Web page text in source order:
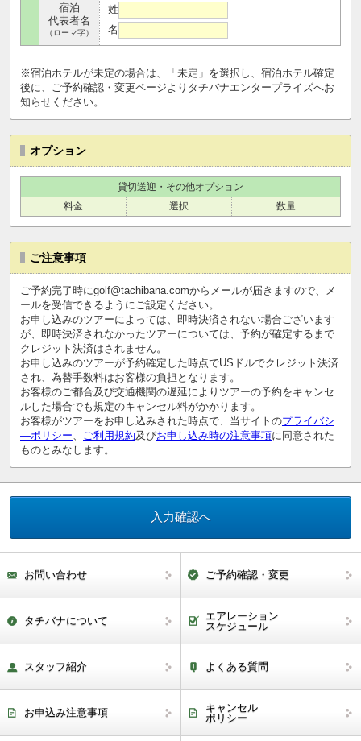
宿泊
代表者名
（ローマ字）
姓
名
※宿泊ホテルが未定の場合は、「未定」を選択し、宿泊ホテル確定
後に、ご予約確認・変更ページよりタチバナエンタープライズへお
知らせください。
オプション
貸切送迎・その他オプション
料金
選択 数量
ご注意事項
ご予約完了時にgolf@tachibana.comからメールが届きますので、メ
ールを受信できるようにご設定ください。
お申し込みのツアーによっては、即時決済されない場合ございます
が、即時決済されなかったツアーについては、予約が確定するまで
クレジット決済はされません。
お申し込みのツアーが予約確定した時点でUSドルでクレジット決済
され、為替手数料はお客様の負担となります。
お客様のご都合及び交通機関の遅延によりツアーの予約をキャンセ
ルした場合でも規定のキャンセル料がかかります。
お客様がツアーをお申し込みされた時点で、当サイトのプライバシ
―ポリシー
ご利用規約及びお申し込み時の注意事項に同意された
ものとみなします。
お問い合わせ ご予約確認・変更
タチバナについて
エアレーション
スケジュール
スタッフ紹介 よくある質問
お申込み注意事項
キャンセル
ポリシー